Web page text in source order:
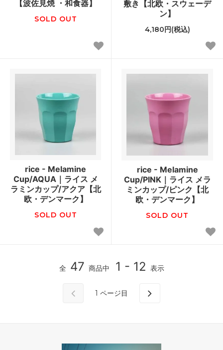
【波佐見焼 ・和食器】
SOLD OUT
敷き【北欧・スウェーデ
ン】
4,180円(税込)
rice - Melamine
Cup/AQUA｜ライス メ
ラミンカップ/アクア【北
欧・デンマーク】
SOLD OUT
rice - Melamine
Cup/PINK｜ライス メラ
ミンカップ/ピンク【北
欧・デンマーク】
SOLD OUT
全 47 商品中 1 - 12 表示
1 ページ目